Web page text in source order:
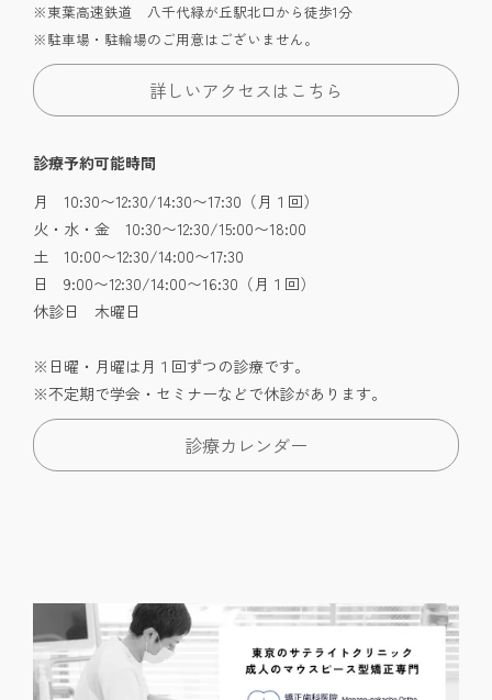
※東葉高速鉄道 八千代緑が丘駅北口から徒歩1分
※駐車場・駐輪場のご用意はございません。
詳しいアクセスはこちら
診療予約可能時間
月 10:30〜12:30/14:30〜17:30（月１回）
火・水・金 10:30〜12:30/15:00〜18:00
土 10:00〜12:30/14:00〜17:30
日 9:00〜12:30/14:00〜16:30（月１回）
休診日 木曜日
※日曜・月曜は月１回ずつの診療です。
※不定期で学会・セミナーなどで休診があります。
診療カレンダー